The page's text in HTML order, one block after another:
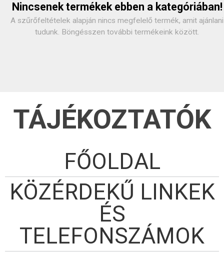
Nincsenek termékek ebben a kategóriában!
A szűrőfeltételek alapján nincs megfelelő termék, amit ajánlani
tudunk. Böngésszen további termékeink között.
TÁJÉKOZTATÓK
FŐOLDAL
KÖZÉRDEKŰ LINKEK
ÉS
TELEFONSZÁMOK